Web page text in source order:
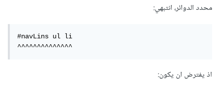
محدد الدوائر، انتبهي:
#navLins ul li
^^^^^^^^^^^^^^
اذ يفترض ان يكون: